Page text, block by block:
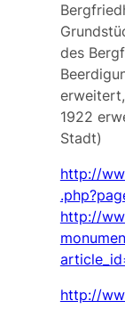
des
1922
Stadt)
http://
http://
http://